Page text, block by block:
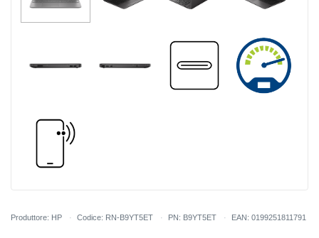
Produttore: HP Codice: RN-B9YT5ET PN: B9YT5ET EAN: 0199251811791